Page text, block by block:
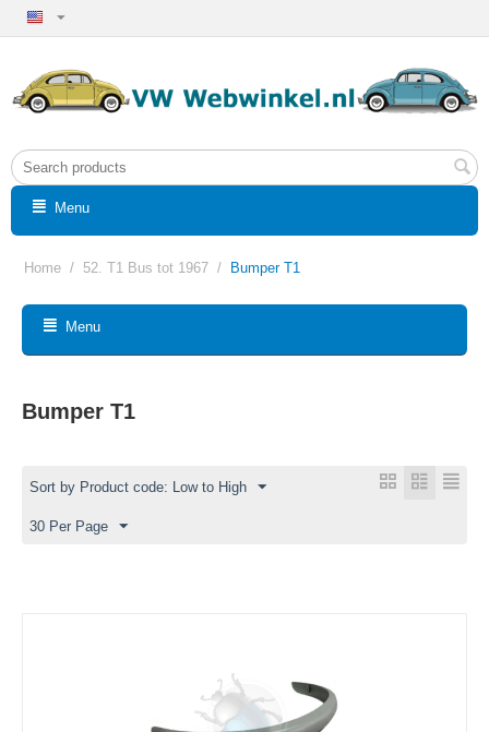
Menu
Home / 52. T1 Bus tot 1967 / Bumper T1
Menu
Bumper T1
Sort by Product code: Low to High
30 Per Page